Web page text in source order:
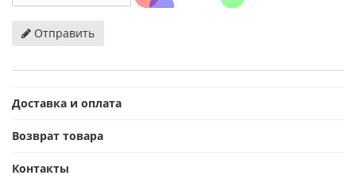
Отправить
Доставка и оплата
Возврат товара
Контакты